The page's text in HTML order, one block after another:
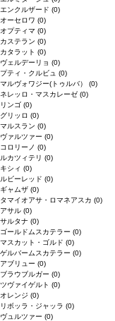
エンクルザード (0)
オーセロワ (0)
オプティマ (0)
カステラン (0)
カタラット (0)
ヴェルデーリョ (0)
プティ・クルビュ (0)
マルヴォワジー(トゥルバ） (0)
ネレッロ・マスカレーゼ (0)
リンゴ (0)
グリッロ (0)
マルスラン (0)
ヴァルツァー (0)
コロリーノ (0)
ルカツィテリ (0)
キシィ (0)
ルビーレッド (0)
ギャムザ (0)
タマイオアサ・ロマネアスカ (0)
アサル (0)
サルタナ (0)
ゴールドムスカテラー (0)
マスカット・ゴルド (0)
ゲルバームスカテラー (0)
アブリュー (0)
ブラウブルガー (0)
ツヴァイゲルト (0)
オレンジ (0)
リボッラ・ジャッラ (0)
ヴュルツァー (0)